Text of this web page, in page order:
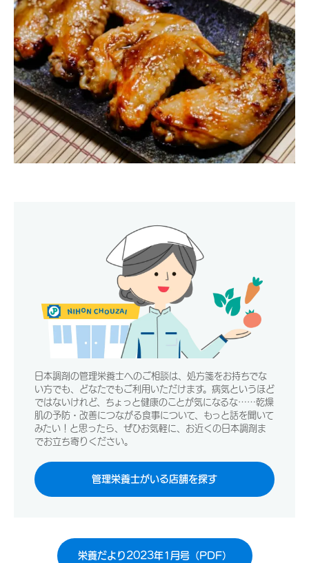
日本調剤の管理栄養士へのご相談は、処方箋をお持ちでな
い方でも、どなたでもご利用いただけます。病気というほど
ではないけれど、ちょっと健康のことが気になるな……乾燥
肌の予防・改善につながる食事について、もっと話を聞いて
みたい！と思ったら、ぜひお気軽に、お近くの日本調剤ま
でお立ち寄りください。
管理栄養士がいる店舗を探す
栄養だより2023年1月号（PDF）